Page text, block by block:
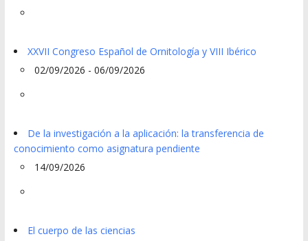
XXVII Congreso Español de Ornitología y VIII Ibérico
02/09/2026 - 06/09/2026
De la investigación a la aplicación: la transferencia de
conocimiento como asignatura pendiente
14/09/2026
El cuerpo de las ciencias